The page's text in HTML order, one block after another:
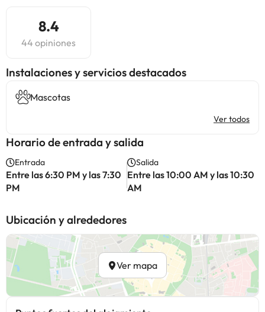
8.4
44 opiniones
Instalaciones y servicios destacados
Mascotas
Ver todos
Horario de entrada y salida
Entrada
Entre las 6:30 PM y las 7:30
PM
Salida
Entre las 10:00 AM y las 10:30
AM
Ubicación y alrededores
Ver mapa